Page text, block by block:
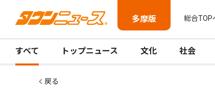
多摩版 総合TOP
すべて トップニュース 文化 社会
戻る